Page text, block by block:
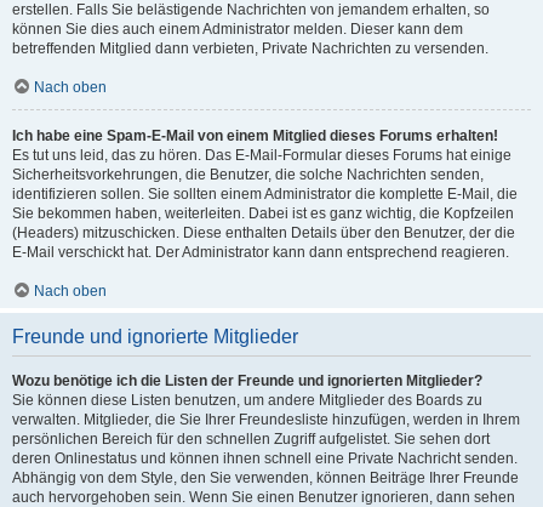
erstellen. Falls Sie belästigende Nachrichten von jemandem erhalten, so
können Sie dies auch einem Administrator melden. Dieser kann dem
betreffenden Mitglied dann verbieten, Private Nachrichten zu versenden.
Nach oben
Ich habe eine Spam-E-Mail von einem Mitglied dieses Forums erhalten!
Es tut uns leid, das zu hören. Das E-Mail-Formular dieses Forums hat einige
Sicherheitsvorkehrungen, die Benutzer, die solche Nachrichten senden,
identifizieren sollen. Sie sollten einem Administrator die komplette E-Mail, die
Sie bekommen haben, weiterleiten. Dabei ist es ganz wichtig, die Kopfzeilen
(Headers) mitzuschicken. Diese enthalten Details über den Benutzer, der die
E-Mail verschickt hat. Der Administrator kann dann entsprechend reagieren.
Nach oben
Freunde und ignorierte Mitglieder
Wozu benötige ich die Listen der Freunde und ignorierten Mitglieder?
Sie können diese Listen benutzen, um andere Mitglieder des Boards zu
verwalten. Mitglieder, die Sie Ihrer Freundesliste hinzufügen, werden in Ihrem
persönlichen Bereich für den schnellen Zugriff aufgelistet. Sie sehen dort
deren Onlinestatus und können ihnen schnell eine Private Nachricht senden.
Abhängig von dem Style, den Sie verwenden, können Beiträge Ihrer Freunde
auch hervorgehoben sein. Wenn Sie einen Benutzer ignorieren, dann sehen